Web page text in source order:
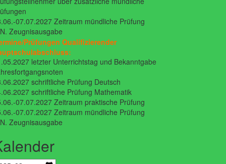
07.07.2027 Zeitraum mündliche Prüfung
Zeugnisausgabe
Prüfungen Qualifizierender
letzter Unterrichtstag und Bekanntgabe
schriftliche Prüfung Deutsch
schriftliche Prüfung Mathematik
07.07.2027 Zeitraum praktische Prüfung
07.07.2027 Zeitraum mündliche Prüfung
Zeugnisausgabe